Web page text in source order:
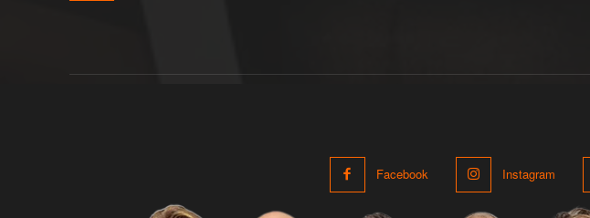
Facebook Instagram